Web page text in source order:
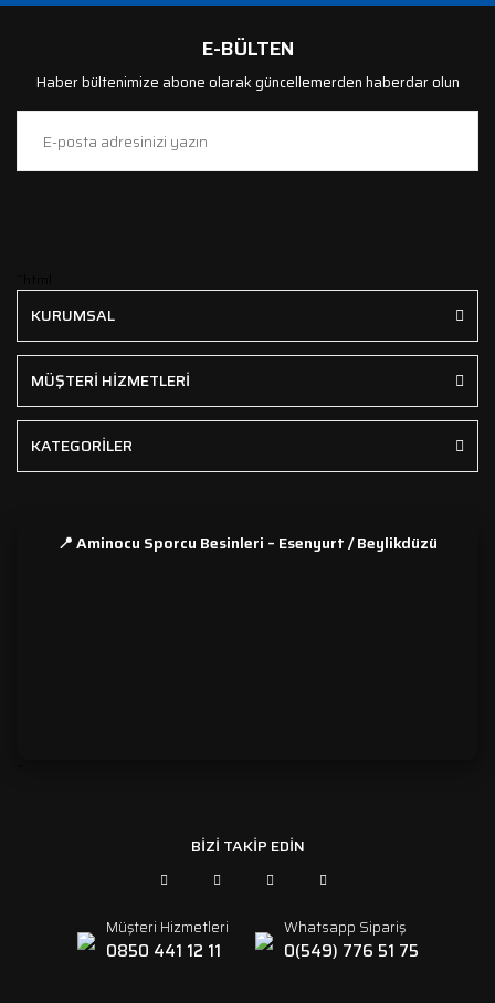
E-BÜLTEN
Haber bültenimize abone olarak güncellemerden haberdar olun
KURUMSAL
MÜŞTERİ HİZMETLERİ
KATEGORİLER
📍 Aminocu Sporcu Besinleri – Esenyurt / Beylikdüzü
BİZİ TAKİP EDİN
Müşteri Hizmetleri
0850 441 12 11
Whatsapp Sipariş
0(549) 776 51 75